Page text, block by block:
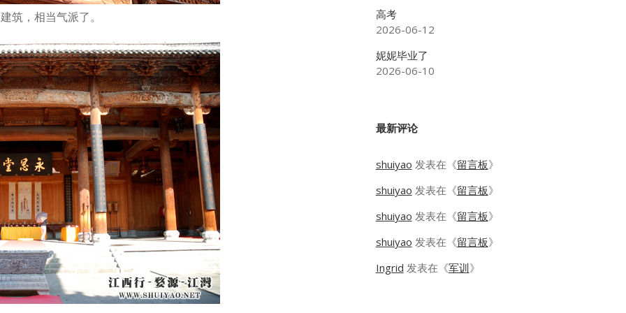
筑，相当气派了。
高考
2026-06-12
妮妮毕业了
2026-06-10
最新评论
shuiyao 发表在《留言板》
shuiyao 发表在《留言板》
shuiyao 发表在《留言板》
shuiyao 发表在《留言板》
Ingrid 发表在《军训》